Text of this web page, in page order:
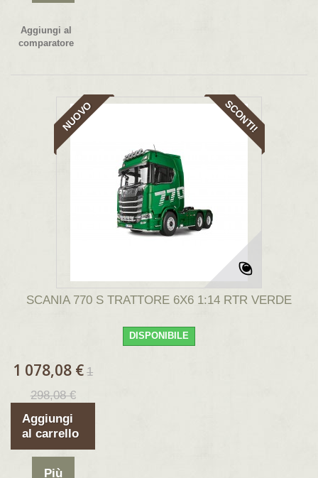
Aggiungi al
comparatore
NUOVO SCONTI!
SCANIA 770 S TRATTORE 6X6 1:14 RTR VERDE
DISPONIBILE
1 078,08 € 1
298,08 €
Aggiungi
al carrello
Più